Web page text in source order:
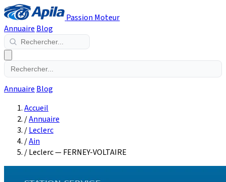
Passion Moteur
Annuaire Blog
Annuaire Blog
Accueil
/Annuaire
/Leclerc
/Ain
/Leclerc — FERNEY-VOLTAIRE